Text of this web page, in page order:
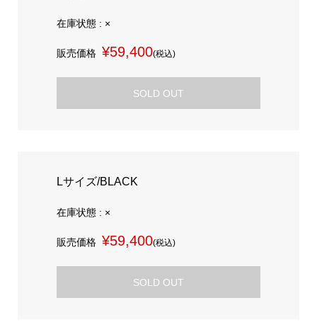
在庫状態 : ×
販売価格 ¥59,400(税込)
SOLD OUT
Lサイズ/BLACK
在庫状態 : ×
販売価格 ¥59,400(税込)
SOLD OUT